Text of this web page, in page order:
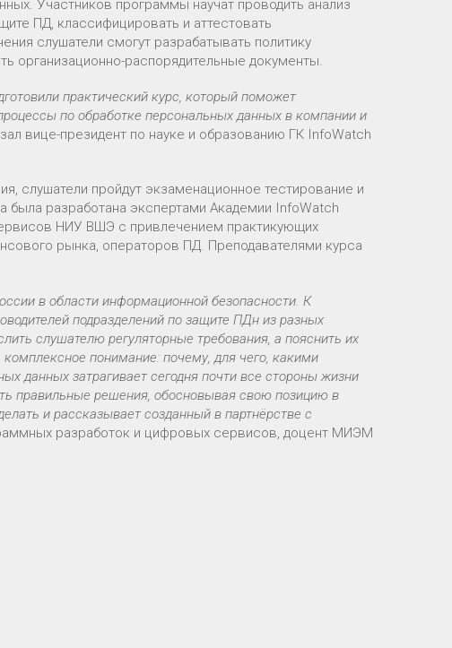
Участников программы научат проводить анализ
ПД, классифицировать и аттестовать
слушатели смогут разрабатывать политику
организационно-распорядительные документы.
практический курс, который поможет
по обработке персональных данных в компании и
вице-президент по науке и образованию ГК InfoWatch
слушатели пройдут экзаменационное тестирование и
разработана экспертами Академии InfoWatch
НИУ ВШЭ с привлечением практикующих
рынка, операторов ПД. Преподавателями курса
в области информационной безопасности. К
подразделений по защите ПДн из разных
слушателю регуляторные требования, а пояснить их
понимание: почему, для чего, какими
данных затрагивает сегодня почти все стороны жизни
правильные решения, обосновывая свою позицию в
и рассказывает созданный в партнёрстве с
разработок и цифровых сервисов, доцент МИЭМ